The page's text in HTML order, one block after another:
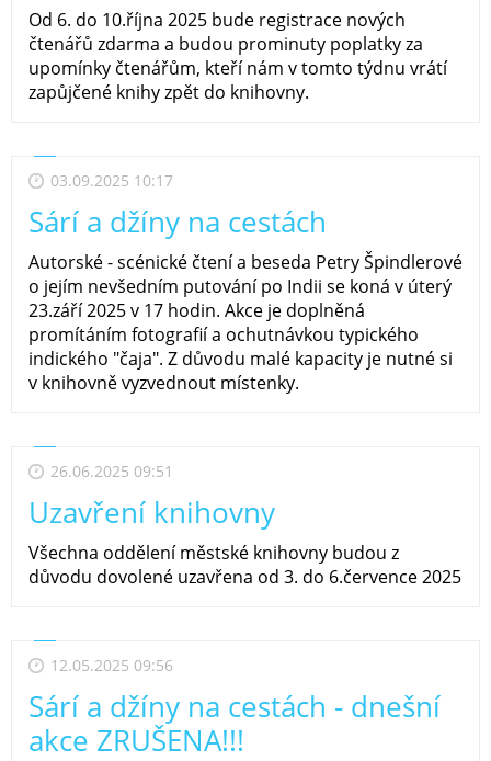
Od 6. do 10.října 2025 bude registrace nových
čtenářů zdarma a budou prominuty poplatky za
upomínky čtenářům, kteří nám v tomto týdnu vrátí
zapůjčené knihy zpět do knihovny.
03.09.2025 10:17
Sárí a džíny na cestách
Autorské - scénické čtení a beseda Petry Špindlerové
o jejím nevšedním putování po Indii se koná v úterý
23.září 2025 v 17 hodin. Akce je doplněná
promítáním fotografií a ochutnávkou typického
indického "čaja". Z důvodu malé kapacity je nutné si
v knihovně vyzvednout místenky.
26.06.2025 09:51
Uzavření knihovny
Všechna oddělení městské knihovny budou z
důvodu dovolené uzavřena od 3. do 6.července 2025
12.05.2025 09:56
Sárí a džíny na cestách - dnešní
akce ZRUŠENA!!!